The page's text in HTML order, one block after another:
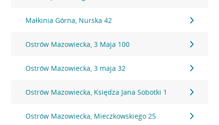
Małkinia Górna, Nurska 42
Ostrów Mazowiecka, 3 Maja 100
Ostrów Mazowiecka, 3 maja 32
Ostrów Mazowiecka, Księdza Jana Sobotki 1
Ostrów Mazowiecka, Mieczkowskiego 25